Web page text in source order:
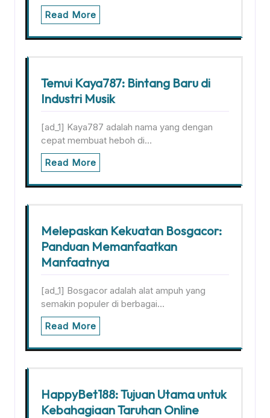
Read More
Temui Kaya787: Bintang Baru di
Industri Musik
[ad_1] Kaya787 adalah nama yang dengan
cepat membuat heboh di…
Read More
Melepaskan Kekuatan Bosgacor:
Panduan Memanfaatkan
Manfaatnya
[ad_1] Bosgacor adalah alat ampuh yang
semakin populer di berbagai…
Read More
HappyBet188: Tujuan Utama untuk
Kebahagiaan Taruhan Online